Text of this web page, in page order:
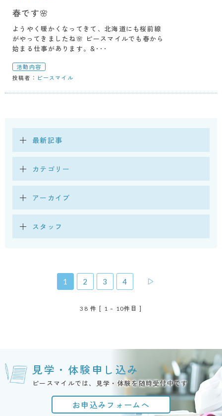
春です🌸
ようやく暖かくなってきて、北海道にも桜前線
がやってきましたね🌸 ピースマイルでも春から
始まる仕事があります。&･･･
活動内容
投稿者： ピースマイル
最新記事
カテゴリー
アーカイブ
スタッフ
1 2 3 4
38 件 [ 1 - 10件目 ]
見学・体験申し込み
ピースマイルでは、見学・体験を随時受付中です
お申込みフォームへ